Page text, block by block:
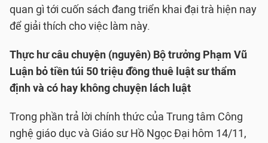
quan gì tới cuốn sách đang triển khai đại trà hiện nay
để giải thích cho việc làm này.
Thực hư câu chuyện (nguyên) Bộ trưởng Phạm Vũ
Luận bỏ tiền túi 50 triệu đồng thuê luật sư thẩm
định và có hay không chuyện lách luật
Trong phần trả lời chính thức của Trung tâm Công
nghệ giáo dục và Giáo sư Hồ Ngọc Đại hôm 14/11,